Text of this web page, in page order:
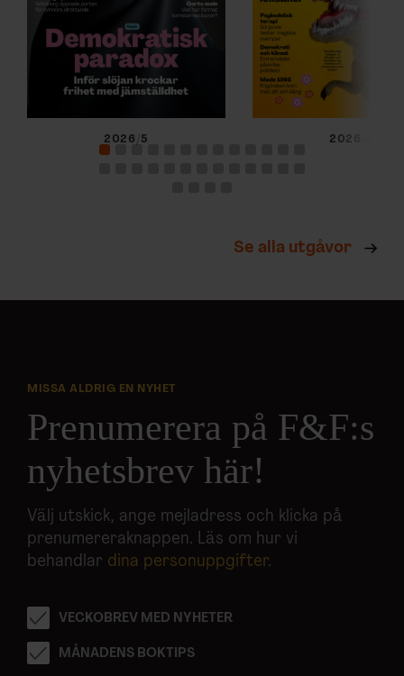
2026/5 2026/4
Se alla utgåvor
MISSA ALDRIG EN NYHET
Prenumerera på F&F:s
nyhetsbrev här!
Välj utskick, ange mejladress och klicka på
prenumereraknappen. Läs om hur vi
behandlar dina personuppgifter.
VECKOBREV MED NYHETER
MÅNADENS BOKTIPS